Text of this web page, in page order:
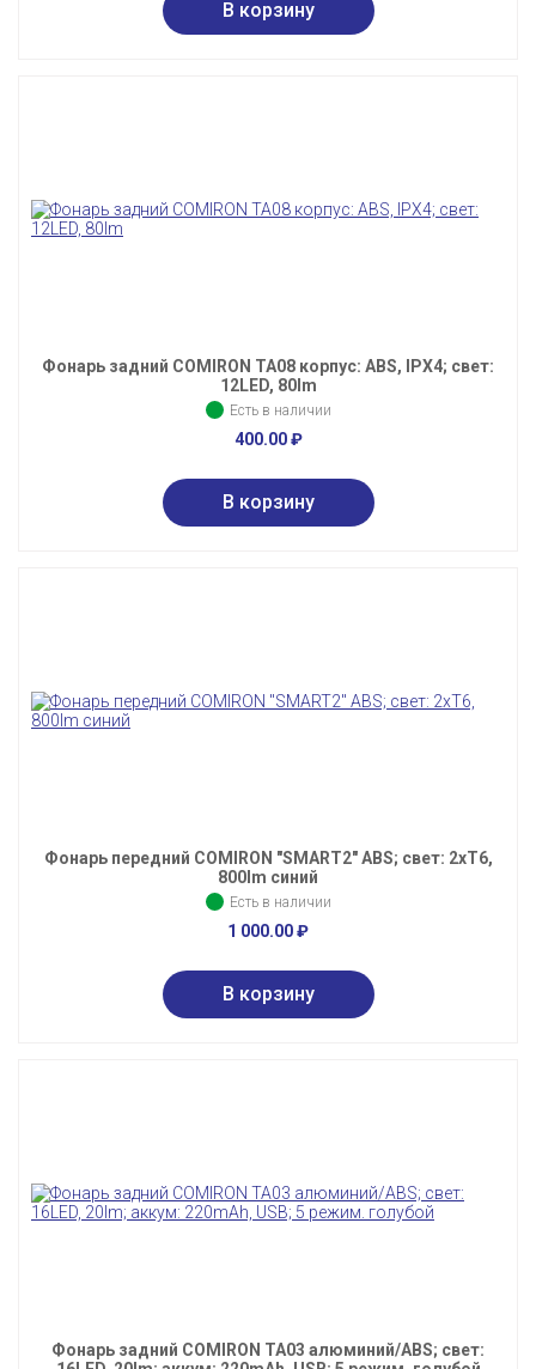
Фонарь задний COMIRON TA08 корпус: ABS, IPX4; свет:
12LED, 80lm
Есть в наличии
400.00₽
Фонарь передний COMIRON "SMART2" ABS; свет: 2xT6,
800lm синий
Есть в наличии
1 000.00₽
Фонарь задний COMIRON TA03 алюминий/ABS; свет: